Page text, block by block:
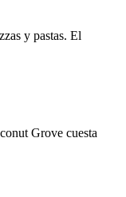
y pastas. El
Grove cuesta